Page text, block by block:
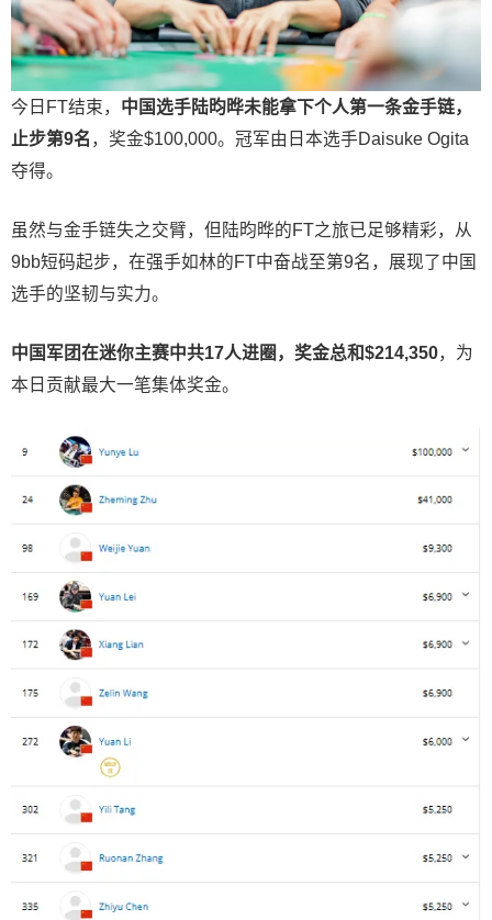
今日FT结束， 中国选手陆昀晔未能拿下个人第一条金手链，
止步第9名 ，奖金$100,000。冠军由日本选手Daisuke Ogita
夺得。
虽然与金手链失之交臂，但陆昀晔的FT之旅已足够精彩，从
9bb短码起步，在强手如林的FT中奋战至第9名，展现了中国
选手的坚韧与实力。
中国军团在迷你主赛中共17人进圈，奖金总和$214,350，为
本日贡献最大一笔集体奖金。